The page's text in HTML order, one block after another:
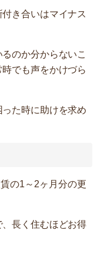
き合いはマイナス
のか分からないこ
でも声をかけづら
た時に助けを求め
の1～2ヶ月分の更
長く住むほどお得